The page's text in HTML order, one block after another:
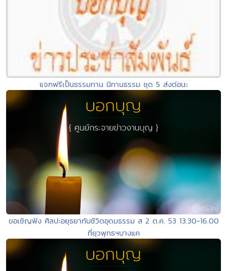
แจกฟรีเป็นธรรมทาน นิทานธรรม ชุด 5 ส่งต่อนะ
ขอเชิญฟัง ศิลปะอยุธยากับชีวิตอุดมธรรม ส 2 ต.ค. 53 13.30-16.00
ที่ยุวพุทธฯบางแค